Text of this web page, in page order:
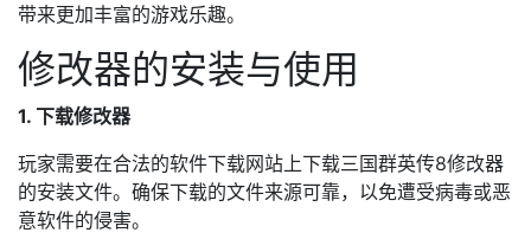
带来更加丰富的游戏乐趣。
修改器的安装与使用
1. 下载修改器
玩家需要在合法的软件下载网站上下载三国群英传8修改器
的安装文件。确保下载的文件来源可靠，以免遭受病毒或恶
意软件的侵害。